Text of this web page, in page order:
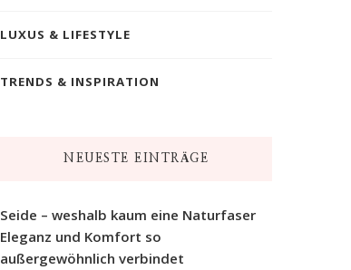
LUXUS & LIFESTYLE
TRENDS & INSPIRATION
NEUESTE EINTRÄGE
Seide – weshalb kaum eine Naturfaser
Eleganz und Komfort so
außergewöhnlich verbindet